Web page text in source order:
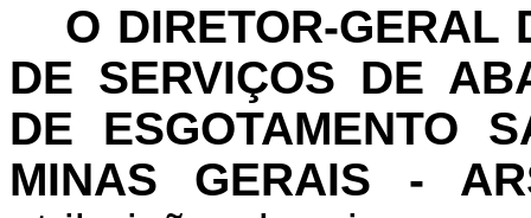
O DIRETOR-GERAL
DE SERVIÇOS DE
DE ESGOTAMENTO
MINAS GERAIS -